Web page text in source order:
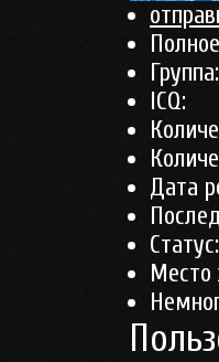
Группа:
ICQ:
Дата
Статус:
Место